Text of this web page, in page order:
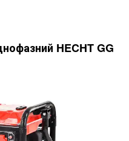
HECHT GG